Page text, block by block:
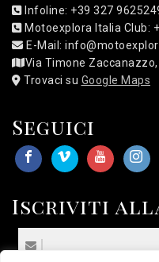
Infoline: +39 327
Motoexplora Italia Club:
E-Mail:
Via Timone
Trovaci su Google Maps
Seguici
Iscriviti